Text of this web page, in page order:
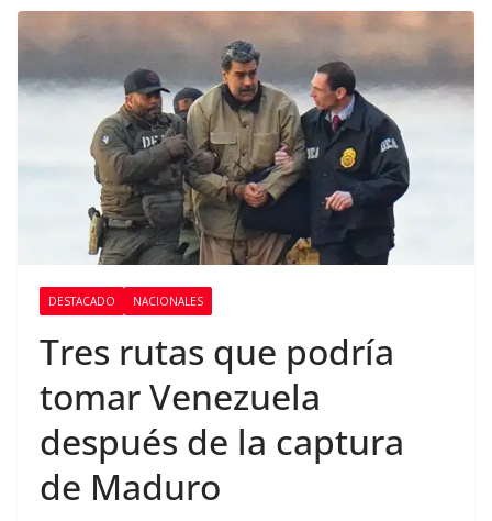
DESTACADO NACIONALES
Tres rutas que podría
tomar Venezuela
después de la captura
de Maduro